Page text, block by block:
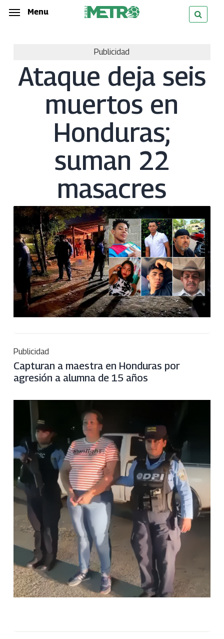
Skip
Menu
Publicidad
Ataque deja seis
muertos en
Honduras;
suman 22
masacres
Publicidad
Capturan a maestra en Honduras por
agresión a alumna de 15 años
Menu